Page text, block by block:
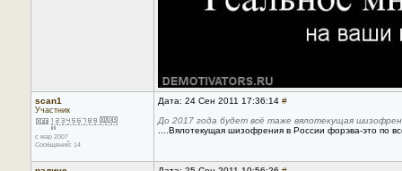
scan1
Участник
с мар 2007
Сообщений: 14
Дата: 24 Сен 2011 17:36:14 #
До 2017 года будет всё таже вялотекущая
....Вялотекущая шизофрения в России форэва-это по